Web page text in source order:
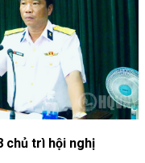
chủ trì hội nghị